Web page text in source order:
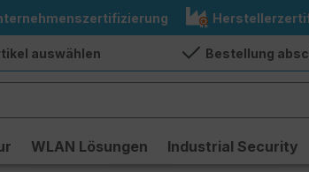
auswählen Bestellung
WLAN Lösungen Industrial Security